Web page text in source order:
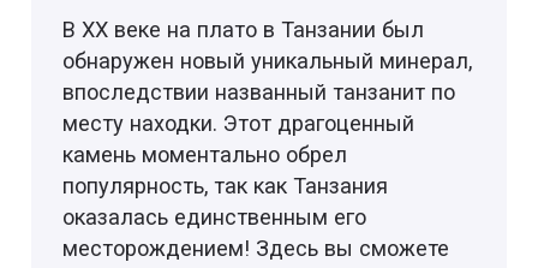
В XX веке на плато в Танзании был
обнаружен новый уникальный минерал,
впоследствии названный танзанит по
месту находки. Этот драгоценный
камень моментально обрел
популярность, так как Танзания
оказалась единственным его
месторождением! Здесь вы сможете